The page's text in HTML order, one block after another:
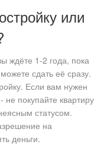
или
ждёте 1-2 года, пока
сдать её сразу.
Если вам нужен
не покупайте квартиру
статусом.
на
деньги.